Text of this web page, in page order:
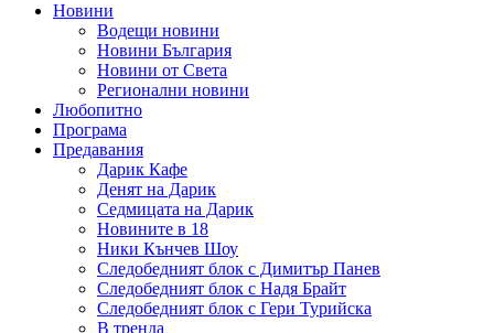
Новини
Водещи новини
Новини България
Новини от Света
Регионални новини
Любопитно
Програма
Предавания
Дарик Кафе
Денят на Дарик
Седмицата на Дарик
Новините в 18
Ники Кънчев Шоу
Следобедният блок с Димитър Панев
Следобедният блок с Надя Брайт
Следобедният блок с Гери Турийска
В тренда